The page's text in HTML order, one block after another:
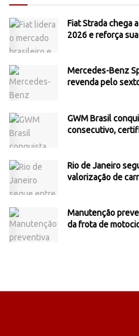
Fiat Strada chega
2026 e reforça
Mercedes-Benz
revenda pelo
GWM Brasil
consecutivo,
Rio de Janeiro
valorização de
Manutenção
da frota de